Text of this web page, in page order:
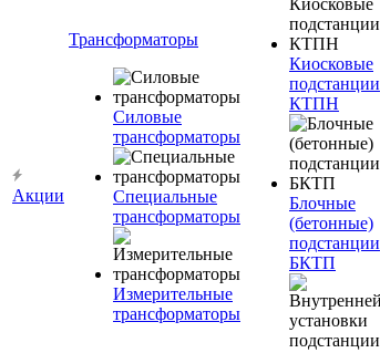
Акции
Трансформаторы
Силовые
трансформаторы
Специальные
трансформаторы
Измерительные
трансформаторы
Киосковые
подстанции
КТПН
Блочные
(бетонные)
подстанции
БКТП